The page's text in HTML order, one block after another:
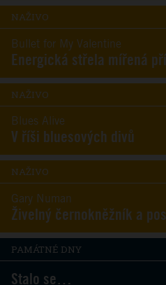
NAŽIVO
Bullet for My Valentine
Energická střela mířená
NAŽIVO
Blues Alive
V říši bluesových divů
NAŽIVO
Gary Numan
Živelný černokněžník a
PAMÁTNÉ DNY
Stalo se…